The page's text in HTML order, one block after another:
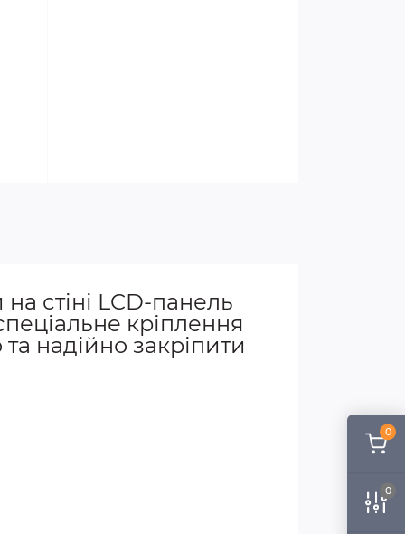
0
0
стіні LCD-панель
кріплення
надійно закріпити